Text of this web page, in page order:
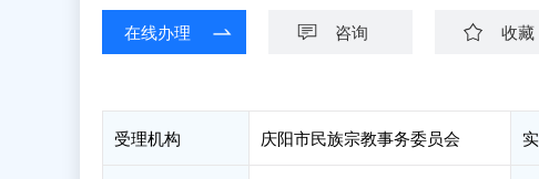
在线办理 咨询 收藏
受理机构 庆阳市民族宗教事务委员会